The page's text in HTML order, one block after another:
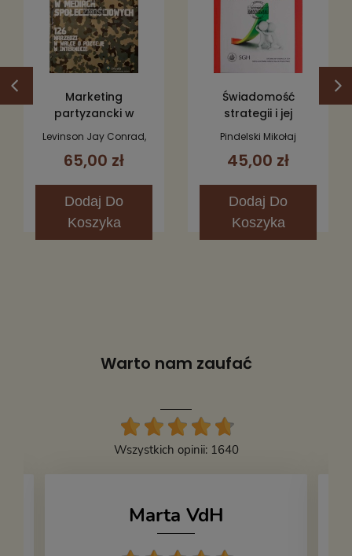
Marketing
partyzancki w
mediach
społecznościowych
Levinson Jay Conrad,
65,00 zł
Dodaj Do
Koszyka
Świadomość
strategii i jej
realizacji.
Perspektywa
pracowników
Pindelski Mikołaj
45,00 zł
Dodaj Do
Koszyka
Warto nam zaufać
Wszystkich opinii: 1640
Marta VdH